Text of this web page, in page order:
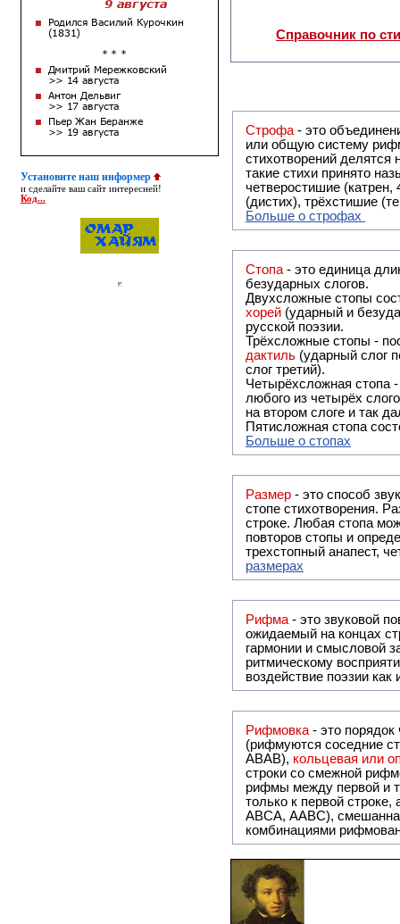
Установите наш информер
и сделайте ваш сайт интересней!
Код...
Справочник по
Строфа - это объединение двух
или общую систему рифм, и регулярно или периодически
стихотворений делятся на строфы и т.о. являются строфическими.
такие стихи принято называть астрофическими. Самая популярная строфа в русской поэзии -
четверостишие
(дистих), трёхстишие
Больше о строфах
Стопа - это единица
безударных слогов.
Двухсложные стопы
хорей (ударный и
русской поэзии.
Трёхсложные стопы -
дактиль (ударный слог
слог третий).
Четырёхсложная стопа
любого из четырёх
на втором слоге и так
Пятисложная стопа
Больше о стопах
Размер - это способ
стопе стихотворения.
строке. Любая стопа
повторов стопы и
трехстопный анапест,
размерах
Рифма - это звуковой повтор, традиционно используемый в поэзии и, как
ожидаемый на концах
гармонии и смысловой
ритмическому
воздействие поэзии
Рифмовка - это
(рифмуются соседние
ABAB), кольцевая или
строки со смежной
рифмы между первой и
только к первой
ABCA, AABC), смешанная или вольная рифмовка (рифмовка в сложных строфах с различными
комбинациями